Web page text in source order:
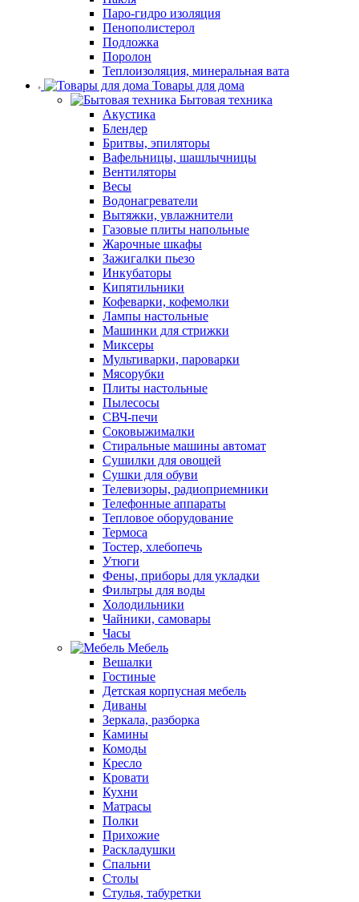
Паро-гидро изоляция
Пенополистерол
Подложка
Поролон
Теплоизоляция, минеральная вата
Товары для дома
Бытовая техника
Акустика
Блендер
Бритвы, эпиляторы
Вафельницы, шашлычницы
Вентиляторы
Весы
Водонагреватели
Вытяжки, увлажнители
Газовые плиты напольные
Жарочные шкафы
Зажигалки пьезо
Инкубаторы
Кипятильники
Кофеварки, кофемолки
Лампы настольные
Машинки для стрижки
Миксеры
Мультиварки, пароварки
Мясорубки
Плиты настольные
Пылесосы
СВЧ-печи
Соковыжималки
Стиральные машины автомат
Сушилки для овощей
Сушки для обуви
Телевизоры, радиоприемники
Телефонные аппараты
Тепловое оборудование
Термоса
Тостер, хлебопечь
Утюги
Фены, приборы для укладки
Фильтры для воды
Холодильники
Чайники, самовары
Часы
Мебель
Вешалки
Гостиные
Детская корпусная мебель
Диваны
Зеркала, разборка
Камины
Комоды
Кресло
Кровати
Кухни
Матрасы
Полки
Прихожие
Раскладушки
Спальни
Столы
Стулья, табуретки